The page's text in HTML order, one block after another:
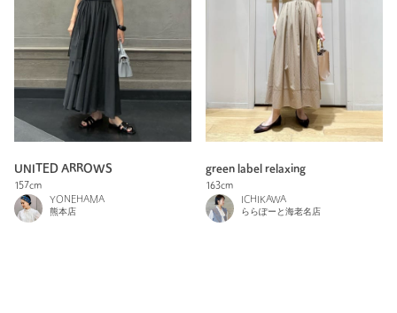
UNITED ARROWS
157cm
YONEHAMA
熊本店
green label relaxing
163cm
ICHIKAWA
ららぽーと海老名店